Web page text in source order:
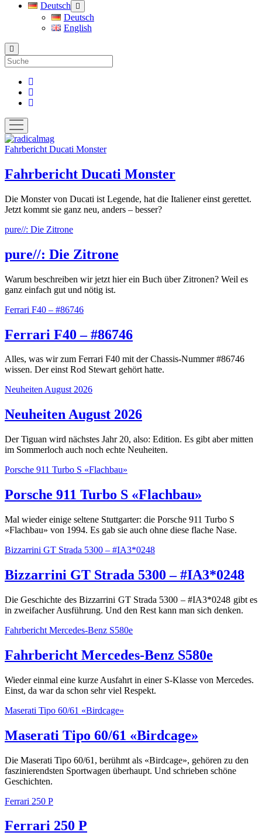
Deutsch
Menü
öffnen
Deutsch
English
Suche
Menü
öffnen
radicalmag
radicalmag
Beiträge
Fahrbericht Ducati Monster
Fahrbericht Ducati Monster
Die Monster von Ducati ist Legende, hat die Italiener einst gerettet.
Jetzt kommt sie ganz neu, anders – besser?
pure//: Die Zitrone
pure//: Die Zitrone
Warum beschreiben wir jetzt hier ein Buch über Zitronen? Weil es
ganz einfach gut und nötig ist.
Ferrari F40 – #86746
Ferrari F40 – #86746
Alles, was wir zum Ferrari F40 mit der Chassis-Nummer #86746
wissen. Der einst Rod Stewart gehört hatte.
Neuheiten August 2026
Neuheiten August 2026
Der Tiguan wird nächstes Jahr 20, also: Edition. Es gibt aber mitten
im Sommerloch auch noch echte Neuheiten.
Porsche 911 Turbo S «Flachbau»
Porsche 911 Turbo S «Flachbau»
Mal wieder einige seltene Stuttgarter: die Porsche 911 Turbo S
«Flachbau» von 1994. Es gab sie auch ohne diese flache Nase.
Bizzarrini GT Strada 5300 – #IA3*0248
Bizzarrini GT Strada 5300 – #IA3*0248
Die Geschichte des Bizzarrini GT Strada 5300 – #IA3*0248 gibt es
in zweifacher Ausführung. Und den Rest kann man sich denken.
Fahrbericht Mercedes-Benz S580e
Fahrbericht Mercedes-Benz S580e
Wieder einmal eine kurze Ausfahrt in einer S-Klasse von Mercedes.
Einst, da war da schon sehr viel Respekt.
Maserati Tipo 60/61 «Birdcage»
Maserati Tipo 60/61 «Birdcage»
Die Maserati Tipo 60/61, berühmt als «Birdcage», gehören zu den
faszinierendsten Sportwagen überhaupt. Und schrieben schöne
Geschichten.
Ferrari 250 P
Ferrari 250 P